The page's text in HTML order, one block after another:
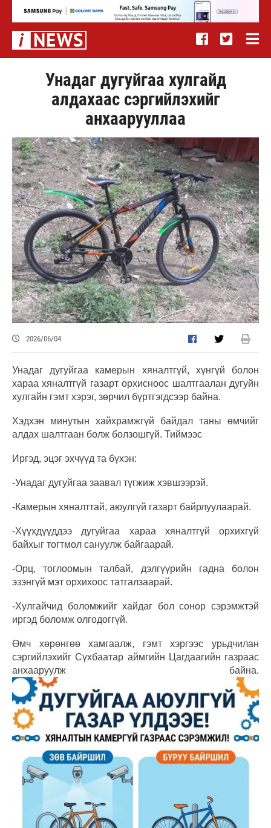
Унадаг дугуйгаа хулгайд
алдахаас сэргийлэхийг
анхаарууллаа
2026/06/04
Унадаг дугуйгаа камерын хяналтгүй, хүнгүй болон
хараа хяналтгүй газарт орхисноос шалтгаалан дугуйн
хулгайн гэмт хэрэг, зөрчил бүртгэгдсээр байна.
Хэдхэн минутын хайхрамжгүй байдал таны өмчийг
алдах шалтгаан болж болзошгүй. Тиймээс
Иргэд, эцэг эхчүүд та бүхэн:
-Унадаг дугуйгаа заавал түгжиж хэвшээрэй.
-Камерын хяналттай, аюулгүй газарт байрлуулаарай.
-Хүүхдүүддээ дугуйгаа хараа хяналтгүй орхихгүй
байхыг тогтмол сануулж байгаарай.
-Орц, тоглоомын талбай, дэлгүүрийн гадна болон
эзэнгүй мэт орхихоос татгалзаарай.
-Хулгайчид боломжийг хайдаг бол сонор сэрэмжтэй
иргэд боломж олгодоггүй.
Өмч хөрөнгөө хамгаалж, гэмт хэргээс урьдчилан
сэргийлэхийг Сүхбаатар аймгийн Цагдаагийн газраас
анхааруулж байна.